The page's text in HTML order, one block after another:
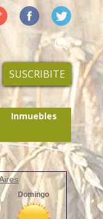
SUSCRIBITE
Inmuebles